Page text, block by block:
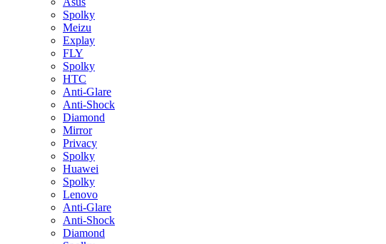
Spolky
Meizu
Explay
FLY
Spolky
HTC
Anti-Glare
Anti-Shock
Diamond
Mirror
Privacy
Spolky
Huawei
Spolky
Lenovo
Anti-Glare
Anti-Shock
Diamond